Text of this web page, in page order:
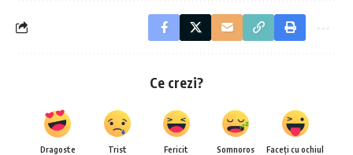
Ce crezi?
Dragoste Trist Fericit Somnoros Faceți cu ochiul